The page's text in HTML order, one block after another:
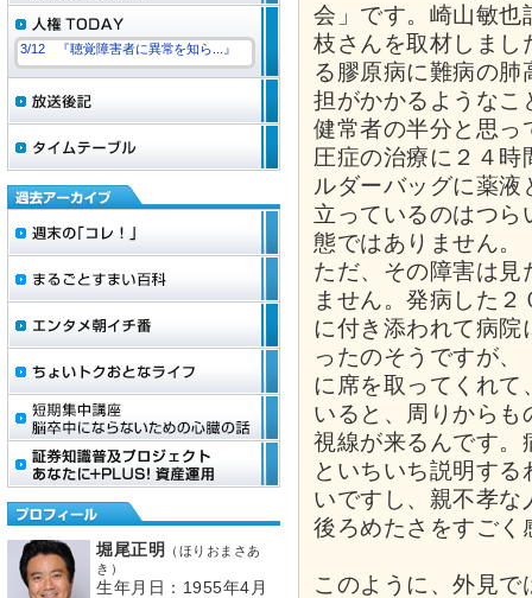
3/12 『聴覚障害者に異常を知ら...』
堀尾正明
（ほりおまさあ
き）
生年月日：1955年4月
会」です。崎山敏也
枝さんを取材しまし
る膠原病に難病の
担がかかるようなこ
健常者の半分と思っ
圧症の治療に２４時
ルダーバッグに薬
立っているのはつら
態ではありません。
ただ、その障害は見
ません。発病した２
に付き添われて病院
ったのそうですが、
に席を取ってくれて
いると、周りからも
視線が来るんです。
といちいち説明する
いですし、親不孝な
後ろめたさをすごく
このように、外見